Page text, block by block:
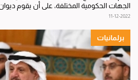
الجهات الحكومية المختلفة، على أن يقوم ديوان
11-12-2022
برلمانيات